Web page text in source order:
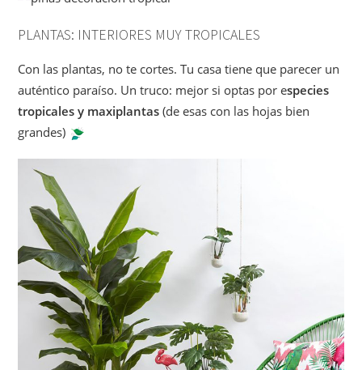
PLANTAS: INTERIORES MUY TROPICALES
Con las plantas, no te cortes. Tu casa tiene que parecer un
auténtico paraíso. Un truco: mejor si optas por especies
tropicales y maxiplantas (de esas con las hojas bien
grandes)